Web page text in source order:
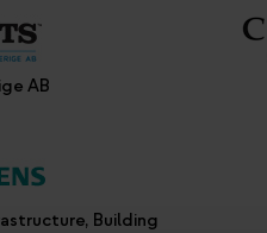
AB
Building